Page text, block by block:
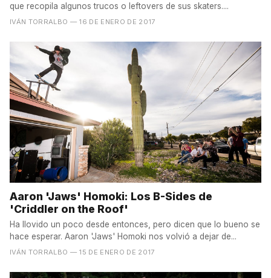
que recopila algunos trucos o leftovers de sus skaters....
IVÁN TORRALBO — 16 DE ENERO DE 2017
Aaron 'Jaws' Homoki: Los B-Sides de
'Criddler on the Roof'
Ha llovido un poco desde entonces, pero dicen que lo bueno se
hace esperar. Aaron 'Jaws' Homoki nos volvió a dejar de...
IVÁN TORRALBO — 15 DE ENERO DE 2017